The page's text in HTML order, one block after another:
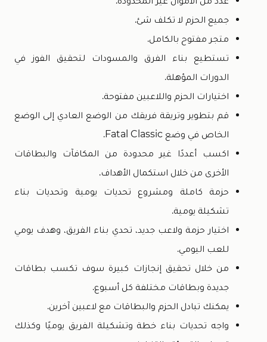
جميع الحزم لا تكلف شئ.
متجر مفتوح بالكامل.
تستطيع بناء الفرق والمسودات لتحقيق الفوز في
الدورات المؤهلة.
اختيارات الحزم واللاعبين مفتوحة.
قم بتطوير وتريقة فريقك من الوضع العادي إلى الوضع
الخاص في وضع Fatal Classic.
اكسب أعددًا غير محدودة من المكافآت والبطاقات
الأخرى من خلال استكمال الأهداف.
حزمة كاملة ومشروع تحديات يومية وتحديات بناء
تشكيلة يومية.
اختيار حزمة ولاعب جديد، تحدي بناء الفريق، وهدف يومي
للعب اليومي.
من خلال تحقيق إنجازات كبيرة سوف تكسب بطاقات
جديدة وبطاقات مختلفة كل أسبوع.
يمكنك تبادل الحزم والبطاقات مع لاعبين آخرين.
واجه تحديات بناء خطة وتشكيلة الفريق يوميًا وكذلك